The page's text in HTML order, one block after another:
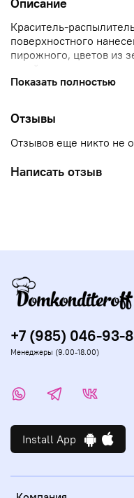
Краситель-
поверхностного
пирожного, цветов из
устойчив на
ускоряет процесс
нужно окрашивать всю
только нанести
сверху.
Рекомендации по
Перед применением
При использовании
Показать полностью
Отзывы
Отзывов еще никто не
Написать отзыв
Install App
+7 (985) 046-93-
Менеджеры (9.00-18.00)